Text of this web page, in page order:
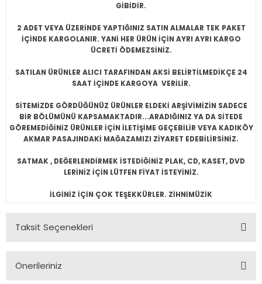
GİBİDİR.
2 ADET VEYA ÜZERİNDE YAPTIĞINIZ SATIN ALMALAR TEK PAKET
İÇİNDE KARGOLANIR. YANİ HER ÜRÜN İÇİN AYRI AYRI KARGO
ÜCRETİ ÖDEMEZSİNİZ.
SATILAN ÜRÜNLER ALICI TARAFINDAN AKSİ BELİRTİLMEDİKÇE 24
SAAT İÇİNDE KARGOYA VERİLİR.
SİTEMİZDE GÖRDÜĞÜNÜZ ÜRÜNLER ELDEKİ ARŞİVİMİZİN SADECE
BİR BÖLÜMÜNÜ KAPSAMAKTADIR...ARADIĞINIZ YA DA SİTEDE
GÖREMEDİĞİNİZ ÜRÜNLER İÇİN İLETİŞİME GEÇEBİLİR VEYA KADIKÖY
AKMAR PASAJINDAKİ MAĞAZAMIZI ZİYARET EDEBİLİRSİNİZ.
SATMAK , DEĞERLENDİRMEK İSTEDİĞİNİZ PLAK, CD, KASET, DVD
LERİNİZ İÇİN LÜTFEN FİYAT İSTEYİNİZ.
İLGİNİZ İÇİN ÇOK TEŞEKKÜRLER. ZİHNİMÜZİK
Taksit Seçenekleri
Önerileriniz